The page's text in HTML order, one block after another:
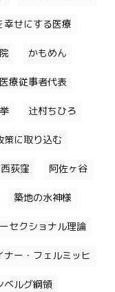
幸せにする医療
かもめん
医療従事者代表
辻村ちひろ
策に取り込む
西荻窪 阿佐ヶ谷
築地の水神様
セクショナル理論
ナー・フェルミッヒ
ベルグ綱領